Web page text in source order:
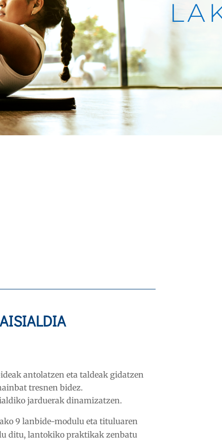
antolatzen eta taldeak gidatzen
tresnen bidez.
jarduerak dinamizatzen.
9 lanbide-modulu eta tituluaren
ditu, lantokiko praktikak zenbatu